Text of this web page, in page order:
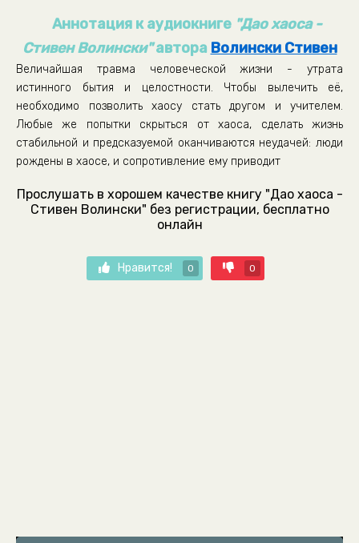
Аннотация к аудиокниге "Дао хаоса -
Стивен Волински"автора Волински Стивен
Величайшая травма человеческой жизни - утрата
истинного бытия и целостности. Чтобы вылечить её,
необходимо позволить хаосу стать другом и учителем.
Любые же попытки скрыться от хаоса, сделать жизнь
стабильной и предсказуемой оканчиваются неудачей: люди
рождены в хаосе, и сопротивление ему приводит
Прослушать в хорошем качестве книгу "Дао хаоса -
Стивен Волински" без регистрации, бесплатно
онлайн
Нравится! 0 0